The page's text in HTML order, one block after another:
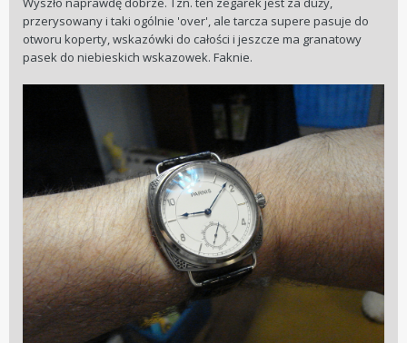
przerysowany i taki ogólnie 'over', ale tarcza supere pasuje do
otworu koperty, wskazówki do całości i jeszcze ma granatowy
pasek do niebieskich wskazowek. Faknie.